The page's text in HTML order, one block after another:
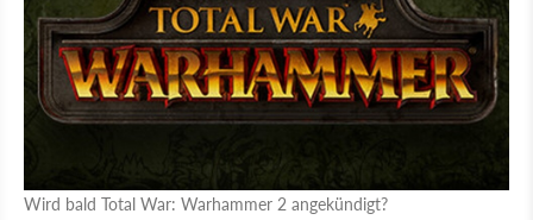
Wird bald Total War: Warhammer 2 angekündigt?